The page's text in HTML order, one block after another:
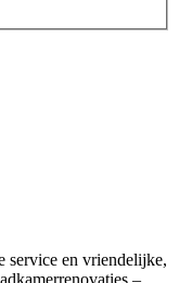
service en vriendelijke,
–